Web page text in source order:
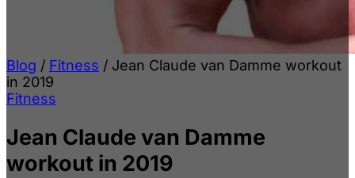
Blog / Fitness / Jean Claude van Damme workout
in 2019
Fitness
Jean Claude van Damme
workout in 2019